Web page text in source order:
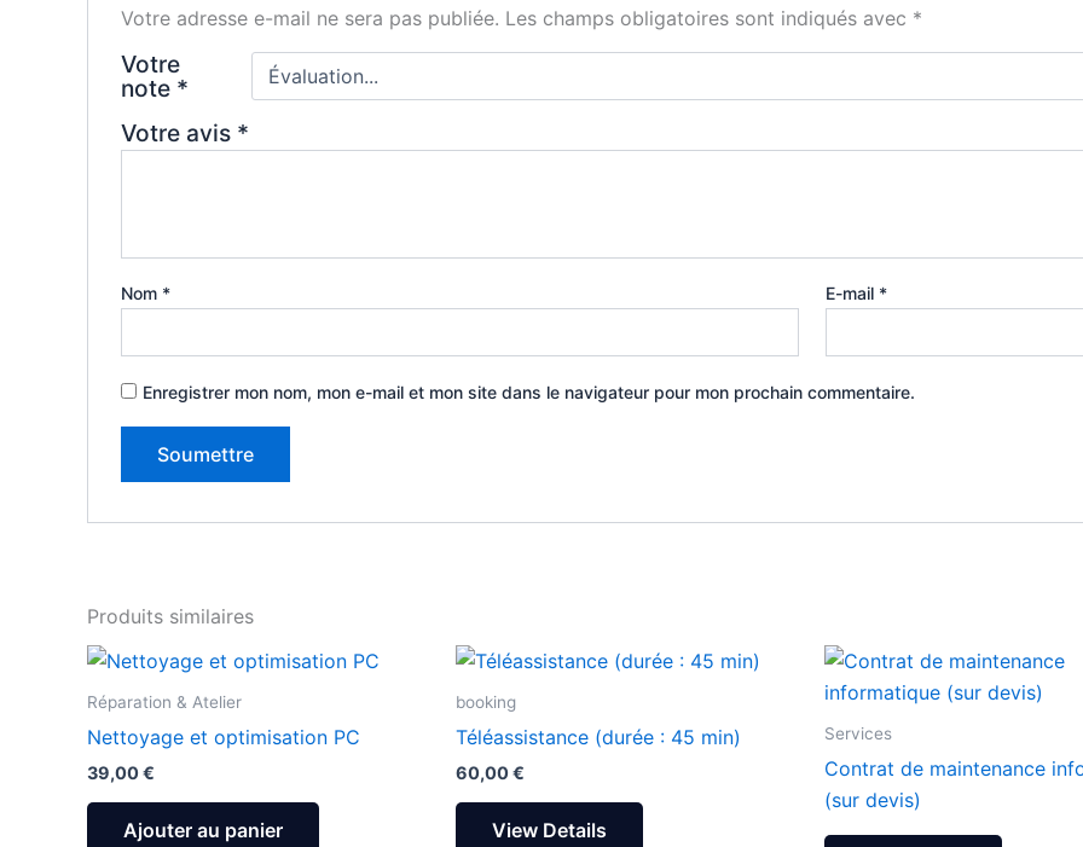
Votre adresse e-mail ne sera pas publiée. Les champs obligatoires sont indiqués avec *
Votre
note *
Votre avis *
Nom * E-mail *
Enregistrer mon nom, mon e-mail et mon site dans le navigateur pour mon prochain commentaire.
Produits similaires
Réparation & Atelier
Nettoyage et optimisation PC
39,00€
Ajouter au panier
booking
Téléassistance (durée : 45 min)
60,00€
View Details
Services
Contrat de maintenance
(sur devis)